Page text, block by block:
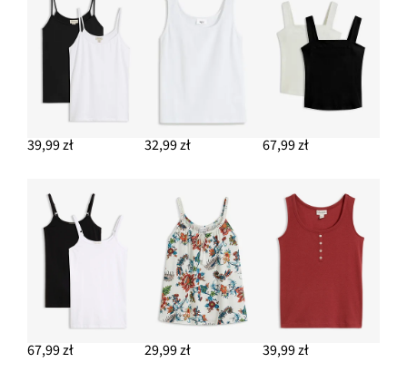
77,99 zł
39,99 zł 32,99 zł 67,99 zł
67,99 zł 29,99 zł 39,99 zł